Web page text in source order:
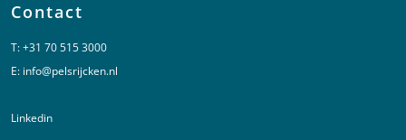
Contact
T:+31 70 515 3000
E: info@pelsrijcken.nl
Linkedin